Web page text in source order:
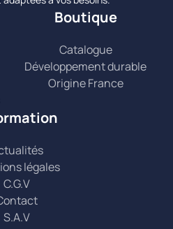
Boutique
Catalogue
Développement durable
Origine France
légales
C.G.V
S.A.V